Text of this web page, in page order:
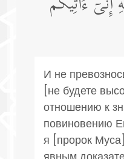
И не
[не будете
отношению к
повиновению
я [пророк